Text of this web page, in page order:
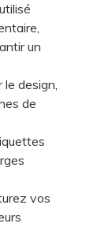
un
design,
de
vos